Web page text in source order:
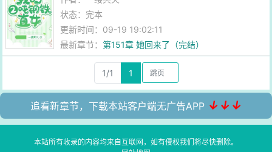
状态：完本
更新时间：09-19 19:02:11
最新章节：第151章 她回来了（完结）
1/1 1
追看新章节，下载本站客户端无广告APP ↓↓↓
本站所有收录的内容均来自互联网，如有侵权我们将尽快删除。